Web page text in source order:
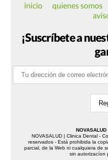
inicio quienes somos
¡Suscríbete a
NOVASALUD | Clinica Dental -
reservados - Está prohibida la
parcial, de la Web ni cualquiera de
sin autorizacíon